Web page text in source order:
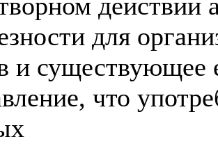
для
и существующее
что